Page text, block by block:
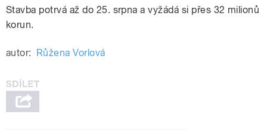
Stavba potrvá až do 25. srpna a vyžádá si přes 32 milionů
korun.
autor: Růžena Vorlová